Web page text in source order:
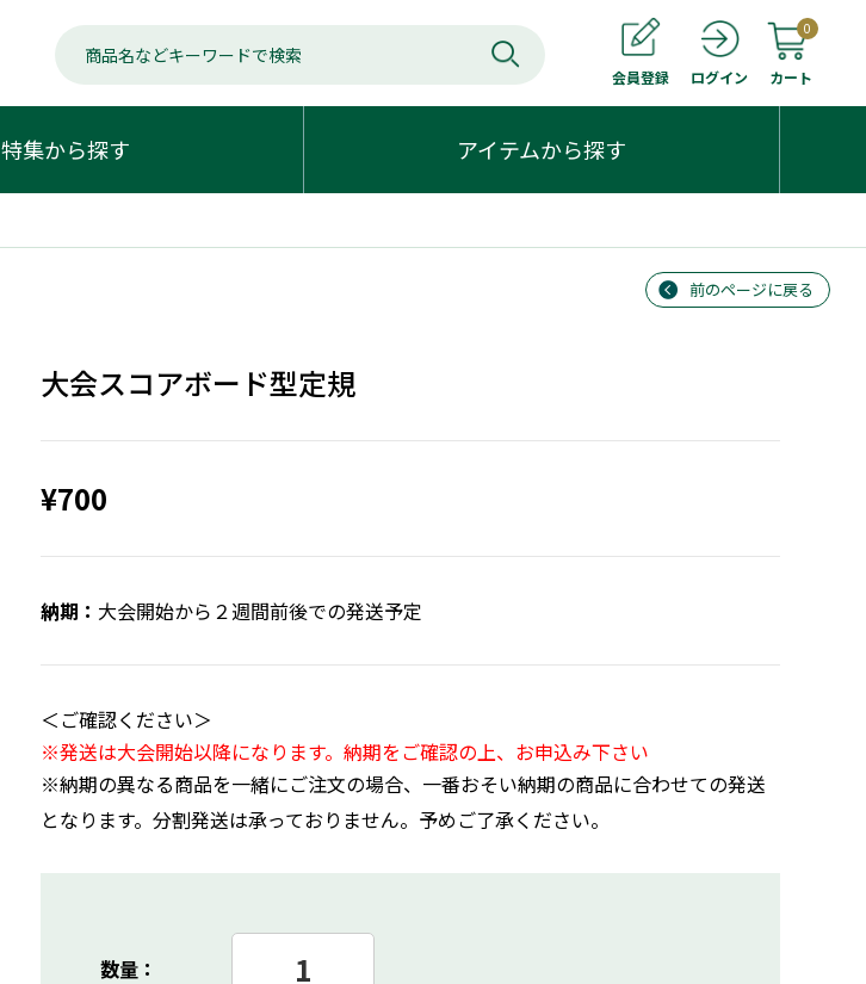
会員登録 ログイン
0
カート
特集から探す アイテムから探す
前のページに戻る
大会スコアボード型定規
¥700
大会開始から２週間前後での発送予定
＜ご確認ください＞
※発送は大会開始以降になります。納期をご確認の上、お申込み下さい
※納期の異なる商品を一緒にご注文の場合、一番おそい納期の商品に合わせての発送
となります。分割発送は承っておりません。予めご了承ください。
数量：